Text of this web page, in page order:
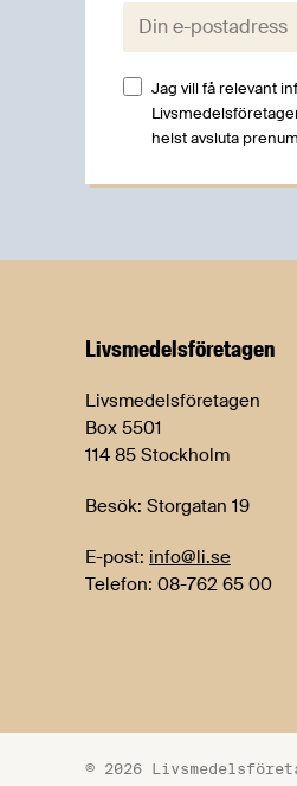
E-post:
Jag vill få relevant
helst avsluta
Livsmedels­företagen
Livsmedelsföretagen
Box 5501
114 85 Stockholm
Besök: Storgatan 19
E-post: info@li.se
Telefon: 08-762 65 00
© 2026